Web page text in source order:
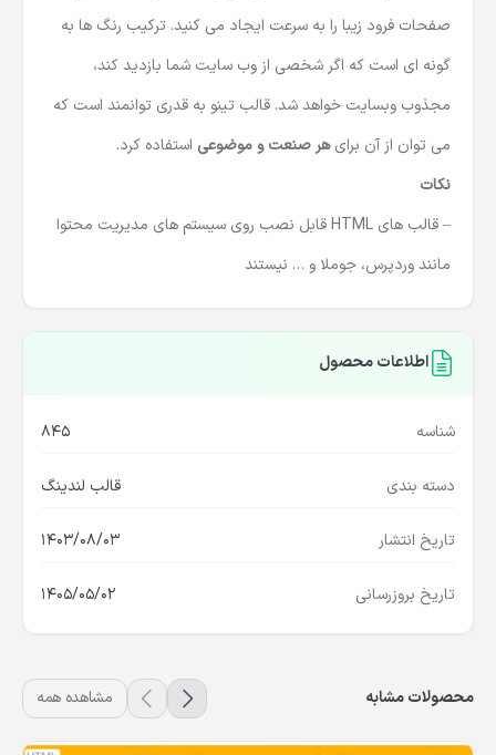
صفحات فرود زیبا را به سرعت ایجاد می کنید. ترکیب رنگ ها به
گونه ای است که اگر شخصی از وب سایت شما بازدید کند،
مجذوب وبسایت خواهد شد. قالب تینو به قدری توانمند است که
می توان از آن برایهر صنعت و موضوعی استفاده کرد.
نکات
– قالب های HTML قابل نصب روی سیستم های مدیریت محتوا
مانند وردپرس، جوملا و … نیستند
اطلاعات محصول
شناسه 845
دسته بندی قالب لندینگ
تاریخ انتشار 1403/08/03
تاریخ بروزرسانی 1405/05/02
محصولات مشابه مشاهده همه